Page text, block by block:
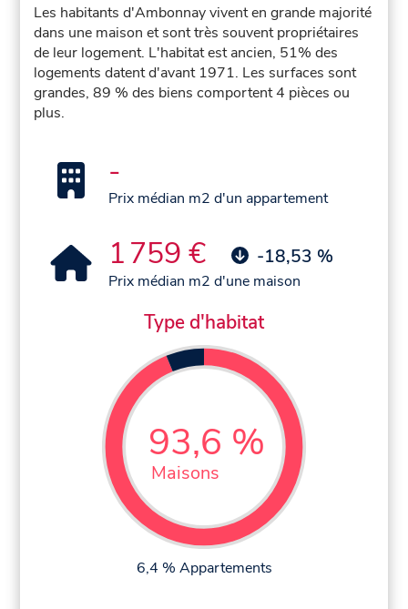
Les habitants d'Ambonnay vivent en grande majorité
dans une maison et sont très souvent propriétaires
de leur logement. L'habitat est ancien, 51% des
logements datent d'avant 1971. Les surfaces sont
grandes, 89 % des biens comportent 4 pièces ou
plus.
-
Prix médian m2 d'un appartement
1 759 € -18,53 %
Prix médian m2 d'une maison
Type d'habitat
93,6 %
Maisons
6,4 % Appartements